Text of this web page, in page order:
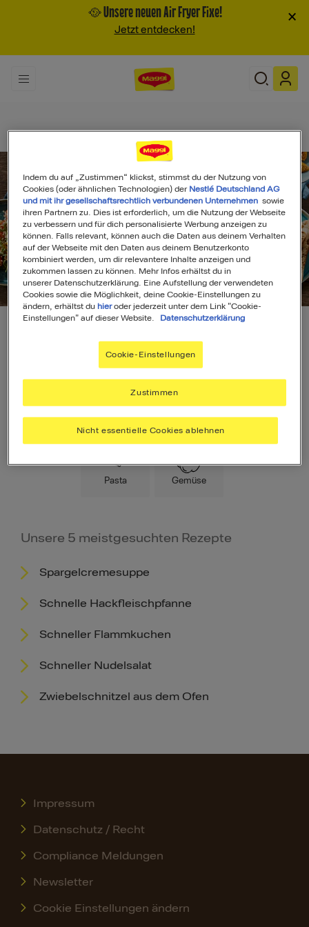
🥘 Unsere neuen Air Fryer Fixe!
Jetzt entdecken!
×
Search
Hauptspeise Fleisch Low Carb
Pasta Gemüse
Unsere 5 meistgesuchten Rezepte
Spargelcremesuppe
Schnelle Hackfleischpfanne
Schneller Flammkuchen
Schneller Nudelsalat
Zwiebelschnitzel aus dem Ofen
Impressum
Datenschutz / Recht
Compliance Meldungen
Newsletter
Cookie Einstellungen ändern
Indem du auf „Zustimmen“ klickst, stimmst du der Nutzung von
Cookies (oder ähnlichen Technologien) der Nestlé Deutschland AG
und mit ihr gesellschaftsrechtlich verbundenen Unternehmen sowie
ihren Partnern zu. Dies ist erforderlich, um die Nutzung der Webseite
zu verbessern und für dich personalisierte Werbung anzeigen zu
können. Falls relevant, können auch die Daten aus deinem Verhalten
auf der Webseite mit den Daten aus deinem Benutzerkonto
kombiniert werden, um dir relevantere Inhalte anzeigen und
zukommen lassen zu können. Mehr Infos erhältst du in
unserer Datenschutzerklärung. Eine Aufstellung der verwendeten
Cookies sowie die Möglichkeit, deine Cookie-Einstellungen zu
ändern, erhältst duhieroder jederzeit unter dem Link "Cookie-
Einstellungen" auf dieser Website.
Datenschutzerklärung
Cookie-Einstellungen
Nicht essentielle Cookies ablehnen
Zustimmen